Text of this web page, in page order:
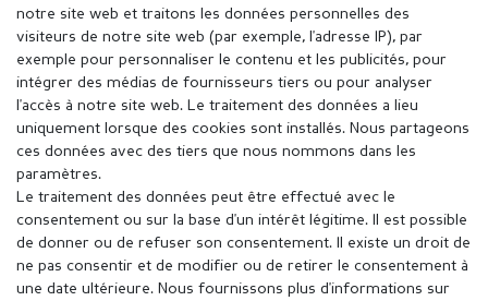
notre site web et traitons les données personnelles des
visiteurs de notre site web (par exemple, l'adresse IP), par
exemple pour personnaliser le contenu et les publicités, pour
intégrer des médias de fournisseurs tiers ou pour analyser
l'accès à notre site web. Le traitement des données a lieu
uniquement lorsque des cookies sont installés. Nous partageons
ces données avec des tiers que nous nommons dans les
paramètres.
Le traitement des données peut être effectué avec le
consentement ou sur la base d'un intérêt légitime. Il est possible
de donner ou de refuser son consentement. Il existe un droit de
ne pas consentir et de modifier ou de retirer le consentement à
une date ultérieure. Nous fournissons plus d'informations sur